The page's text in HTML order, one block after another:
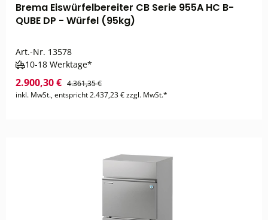
Brema Eiswürfelbereiter CB Serie 955A HC B-
QUBE DP - Würfel (95kg)
Art.-Nr. 13578
10-18 Werktage*
2.900,30 € 4.361,35 €
inkl. MwSt., entspricht 2.437,23 € zzgl. MwSt.*